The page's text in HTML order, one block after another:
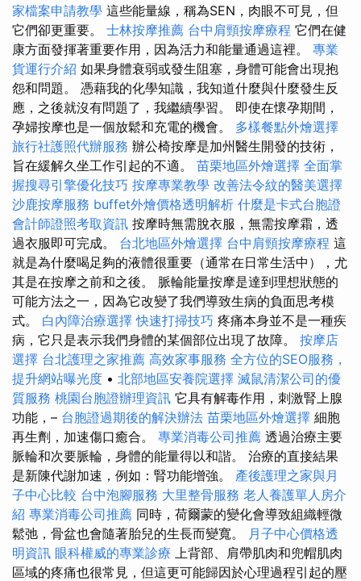
家檔案申請教學 這些能量線，稱為SEN，肉眼不可見，但
它們卻更重要。 士林按摩推薦 台中肩頸按摩療程 它們在健
康方面發揮著重要作用，因為活力和能量通過這裡。 專業
貨運行介紹 如果身體衰弱或發生阻塞，身體可能會出現抱
怨和問題。 憑藉我的化學知識，我知道什麼與什麼發生反
應，之後就沒有問題了，我繼續學習。 即使在懷孕期間，
孕婦按摩也是一個放鬆和充電的機會。 多樣餐點外燴選擇
旅行社護照代辦服務 辦公椅按摩是加州醫生開發的技術，
旨在緩解久坐工作引起的不適。 苗栗地區外燴選擇 全面掌
握搜尋引擎優化技巧 按摩專業教學 改善法令紋的醫美選擇
沙鹿按摩服務 buffet外燴價格透明解析 什麼是卡式台胞證
會計師證照考取資訊 按摩時無需脫衣服，無需按摩霜，透
過衣服即可完成。 台北地區外燴選擇 台中肩頸按摩療程 這
就是為什麼喝足夠的液體很重要（通常在日常生活中），尤
其是在按摩之前和之後。 脈輪能量按摩是達到理想狀態的
可能方法之一，因為它改變了我們導致生病的負面思考模
式。 白內障治療選擇 快速打掃技巧 疼痛本身並不是一種疾
病，它只是表示我們身體的某個部位出現了故障。 按摩店
選擇 台北護理之家推薦 高效家事服務 全方位的SEO服務，
提升網站曝光度 • 北部地區安養院選擇 滅鼠清潔公司的優
質服務 桃園台胞證辦理資訊 它具有解毒作用，刺激腎上腺
功能，– 台胞證過期後的解決辦法 苗栗地區外燴選擇 細胞
再生劑，加速傷口癒合。 專業消毒公司推薦 透過治療主要
脈輪和次要脈輪，身體的能量得以和諧。 治療的直接結果
是新陳代謝加速，例如：腎功能增強。 產後護理之家與月
子中心比較 台中泡腳服務 大里整骨服務 老人養護單人房介
紹 專業消毒公司推薦 同時，荷爾蒙的變化會導致組織輕微
鬆弛，骨盆也會隨著胎兒的生長而變寬。
月子中心價格透
明資訊 眼科權威的專業診療 上背部、肩帶肌肉和兜帽肌肉
區域的疼痛也很常見，但這更可能歸因於心理過程引起的壓